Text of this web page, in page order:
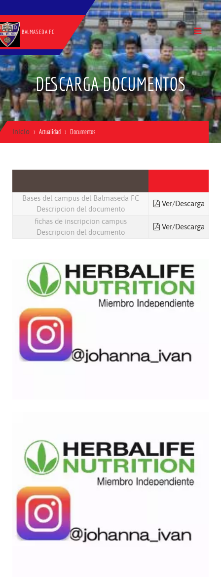
BALMASEDA FC
DESCARGA DOCUMENTOS
Inicio Actualidad Documentos
Bases del campus del Balmaseda FC
Descripcion del documento
Ver/Descarga
fichas de inscripcion campus
Descripcion del documento
Ver/Descarga